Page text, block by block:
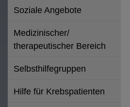
Soziale Angebote
Medizinischer/
therapeutischer Bereich
Selbsthilfegruppen
Hilfe für Krebspatienten